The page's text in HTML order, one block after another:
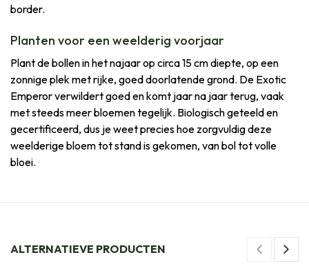
border.
Planten voor een weelderig voorjaar
Plant de bollen in het najaar op circa 15 cm diepte, op een
zonnige plek met rijke, goed doorlatende grond. De Exotic
Emperor verwildert goed en komt jaar na jaar terug, vaak
met steeds meer bloemen tegelijk. Biologisch geteeld en
gecertificeerd, dus je weet precies hoe zorgvuldig deze
weelderige bloem tot stand is gekomen, van bol tot volle
bloei.
ALTERNATIEVE PRODUCTEN